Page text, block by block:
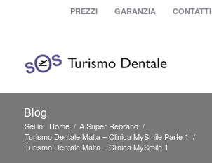
PREZZI GARANZIA CONTATTI
Blog
Sei in: Home / A Super Rebrand /
Turismo Dentale Malta – Clinica MySmile Parte 1 /
Turismo Dentale Malta – Clinica MySmile 1